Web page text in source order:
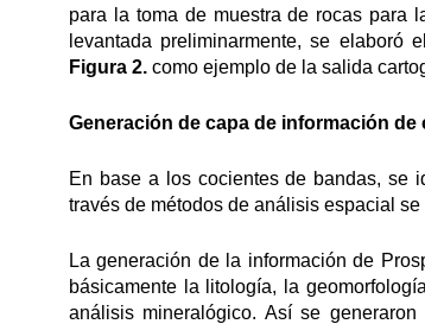
para la toma de muestra de rocas para
levantada preliminarmente, se elaboró
Figura 2. como ejemplo de la salida
Generación de capa de información de
En base a los cocientes de bandas, se
través de métodos de análisis espacial
La generación de la información de
básicamente la litología, la
análisis mineralógico. Así se